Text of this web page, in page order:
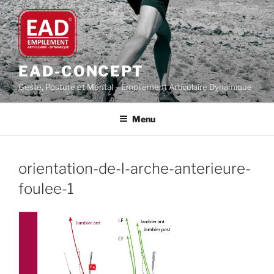
Aller
au
contenu
principal
EAD-CONCEPT
Geste, Posture et Mental – Empilement Articulaire Dynamique
Menu
orientation-de-l-arche-anterieure-
foulee-1